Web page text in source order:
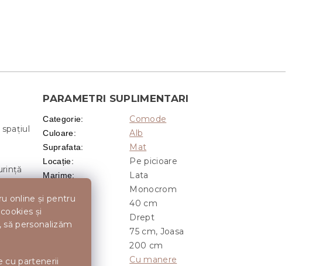
online și pentru
și
personalizăm
cu partenerii
și
PARAMETRI SUPLIMENTARI
Categorie: Comode
Culoare: Alb
Suprafata: Mat
Locație: Pe picioare
Marime: Lata
Monocrom
Adancime 40 cm
Drept
75 cm, Joasa
200 cm
Manere Cu manere